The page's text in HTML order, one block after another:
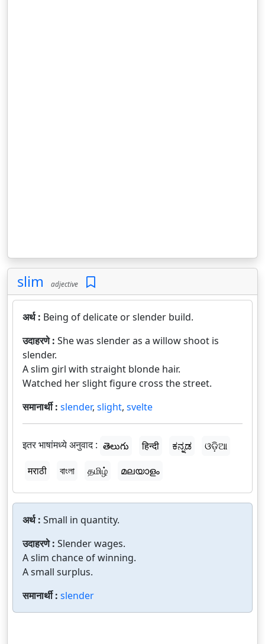
slim adjective
अर्थ : Being of delicate or slender build.
उदाहरणे : She was slender as a willow shoot is
slender.
A slim girl with straight blonde hair.
Watched her slight figure cross the street.
समानार्थी : slender, slight, svelte
इतर भाषांमध्ये अनुवाद : తెలుగు हिन्दी ಕನ್ನಡ
ଓଡ଼ିଆ
मराठी
বাংলা தமிழ் മലയാളം
अर्थ : Small in quantity.
उदाहरणे : Slender wages.
A slim chance of winning.
A small surplus.
समानार्थी : slender